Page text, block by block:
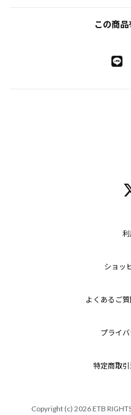
この商
ショッ
よくあるご
プライ
特定商取
Copyright (c) 2026 ETB